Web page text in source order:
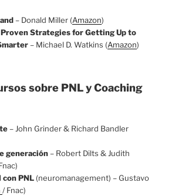
– Donald Miller (Amazon)
Strategies for Getting Up to
– Michael D. Watkins (Amazon)
sobre PNL y Coaching
– John Grinder & Richard Bandler
generación– Robert Dilts & Judith
PNL (neuromanagement) – Gustavo
/ Fnac)